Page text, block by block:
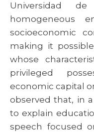
Universidad
homogeneous
socioeconomic
making it
whose
privileged
economic capital
observed that, in
to explain
speech focused